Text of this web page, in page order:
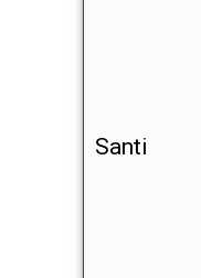
Santi